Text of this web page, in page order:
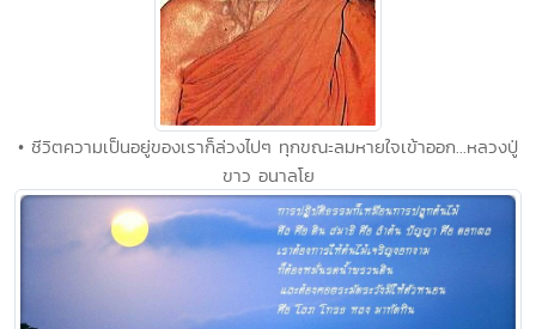
• ชีวิตความเป็นอยู่ของเราก็ล่วงไปๆ ทุกขณะลมหายใจเข้าออก...หลวงปู่
ขาว อนาลโย